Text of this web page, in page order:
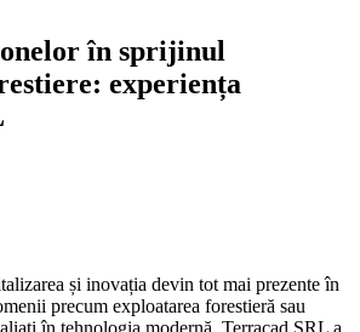
comenzile de peste 1000 lei!
în STOC!
comenzile de peste 1000 lei!
în STOC!
comenzile de peste 1000 lei!
în STOC!
comenzile de peste 1000 lei!
comenzile de peste 1000 lei!
comenzile de peste 1000 lei!
în STOC!
comenzile de peste 1000 lei!
în sprijinul
experiența
și inovația devin tot mai prezente în
precum exploatarea forestieră sau
în tehnologia modernă. Terracad SRL a